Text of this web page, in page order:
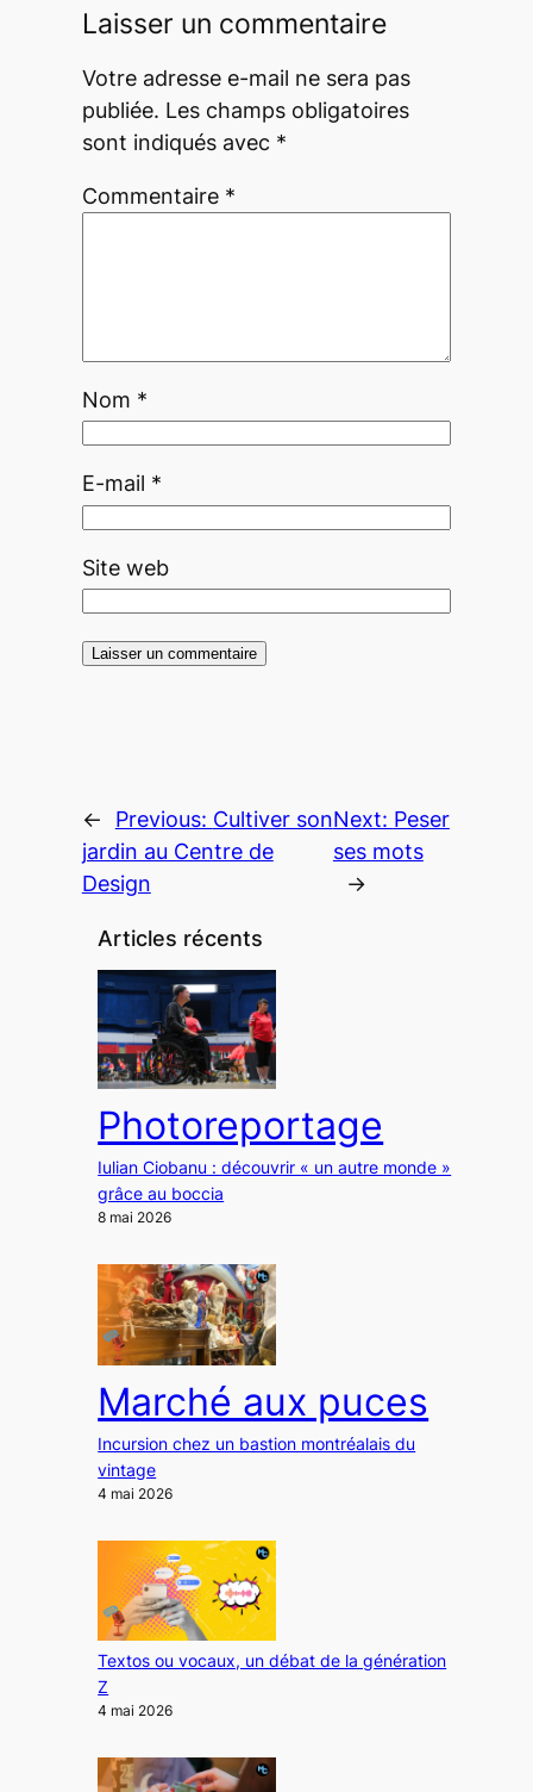
Laisser un commentaire
Votre adresse e-mail ne sera pas
publiée. Les champs obligatoires
sont indiqués avec *
Commentaire *
Nom *
E-mail *
Site web
← Previous: Cultiver son
jardin au Centre de
Design
Next: Peser
ses mots
→
Articles récents
Photoreportage
Iulian Ciobanu : découvrir « un autre monde »
grâce au boccia
8 mai 2026
Marché aux puces
Incursion chez un bastion montréalais du
vintage
4 mai 2026
Textos ou vocaux, un débat de la génération
Z
4 mai 2026